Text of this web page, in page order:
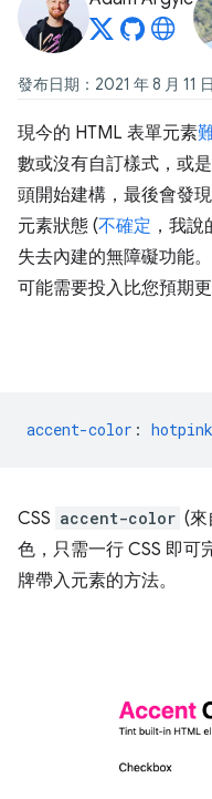
發布日期：2021 年 8 月 11 日
現今的 HTML 表單元素
數或沒有自訂樣式，或
頭開始建構，最後會發
元素狀態 (不確定 ，我
失去內建的無障礙功能
可能需要投入比您預期更
accent-color : hotpink
CSS accent-color (來
色，只需一行 CSS 即可
牌帶入元素的方法。